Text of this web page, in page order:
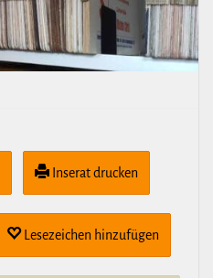
Inserat drucken
Lese­zei­chen hin­zu­fügen